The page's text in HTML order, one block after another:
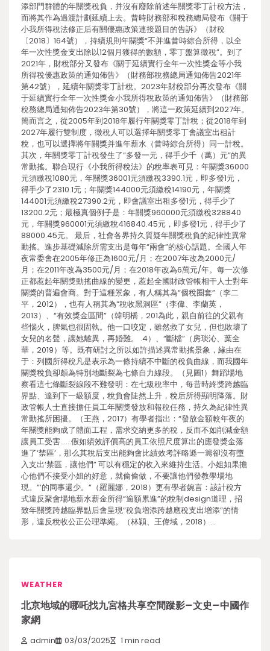
添部門群體的年關獎稅負，并沒有廢除前述年關獎零丁計稅方法，
而將其作為過渡計劃延續上去。昔時財務部和稅務總局發布《關于
小我所得稅法修正后有關優惠政策連接題目的告訴》（財稅
〔2018〕164號），持續規則年關獎“不并進昔時綜合所得，以全
年一次性獎金支出除以12個月獲得的數額，零丁盤算徵稅”。到了
2021年，財稅部分又發布《關于延續實行全年一次性獎金等小我
所得稅優惠政策的通知佈告》（財務部稅務總局通知佈告2021年
第42號），延續年關獎零丁計稅。2023年財稅部分再次發布《關
于延續實行全年一次性獎金小我所得稅政策的通知佈告》（財務部
稅務總局通知佈告2023年第30號），將這一政策延續到2027年。
簡而言之，從2005年到2018年履行年關獎零丁計稅；從2018年到
2027年履行雙制度，徵稅人可以選擇年關獎零丁會議室出租計
稅，也可以選擇將年關獎并進年薪水（昔時綜合所得）同一計稅。
其次，年關獎零丁計稅發生了“多發一元，得手少千（萬）元”的異
常動搖。聯合現行《小我所得稅法》的稅率表可見：年關獎36000
元須繳稅1080元，年關獎36001元須繳稅3390.1元，即多發1元，
得手少了2310.1元；年關獎144000元須繳稅14190元，年關獎
144001元須繳稅27390.2元，即會議室出租多發1元，得手少了
13200.2元；最極真個例子是：年關獎960000元須繳稅328840
元，年關獎960001元須繳稅416840.45元，即多發1元，得手少了
88000.45元。 最后，社會各界持久質疑年關獎稅負的紀律性異常
動搖。進步基礎減除所需支出是每年“兩會”的核心話題。全國人年
夜常委會在2005年修正為1600元/月；在2007年改為2000元/
月；在2011年改為3500元/月；在2018年改為6萬元/年。每一次修
正都惹起年關獎動搖曲線的變更，惹起全國財政管帳相干人士對年
關獎的普遍會商。對于這種景象，有人稱其為“個稅圈套”（李二
平，2012），也有人稱其為“稅收黑洞區”（李偉、李蘭英，
2013）、“有效獎金區間”（韓明橋，201為此，親自前往的父親有
些惱火，脾氣也很固執。他一口咬定，雖然救了女兒，但也敗壞了
女兒的名聲，讓她離異，再婚難。 .4）、“斷檔”（房琰沁、葉全
華，2019）等。既有研討之所以如許描述異常動搖景象，緣由在
于：列國所得稅凡是表示為一條持續不中斷的稅負曲線，而我國年
關獎稅負卻頗為特別地斷裂為七條自力線段。（見圖1）舞蹈場地
察看這七條斷裂線段不難發明：在七級稅率中，每昔時終獎跨越臨
界點、達到下一級額度，稅負會陡然上升，稅后所得顯明降落。財
政管帳人士直接擔任員工年關獎發放和報稅任務，持久為紀律性異
常動搖所困擾。（王燕，2017）有學者指出：“發放金額較年夜的
年關獎能夠成了體面工程，需求交納更多的稅，反而不如削減金額
讓員工受害……假如績效評價高的員工依照尺度算出的應發獎金落
進了‘禁區’，那么其稅后支出能夠會比績效考評略遜一籌卻沒有墮
入支出‘禁區，讓他們” 可以有穩定的收入來維持生活。小姐如果擔
心他們不接受小姐的好意，就偷偷做，不要讓他們發教學場地
現。”’的同事還少。”（羅麗娜，2018）更有學者婉言：該計稅方
式違反聚會場地薪水薪金所得“逾額累進”的稅制design道理，招
致年關獎跨越臨界點后會呈現“稅負增添跨越應稅支出增添”的情
形，違反稅收公正公理準繩。（林穎、王偉域，2018）…
WEATHER
北京地域的哪吒找九宮格共享空間蹤影–文史–中國作
家網
admin 03/03/2025 1 min read